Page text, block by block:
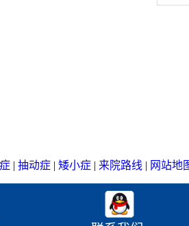
| 抽动症 | 矮小症 | 来院路线 | 网站地
（南岗分局旁）
/病情分析]